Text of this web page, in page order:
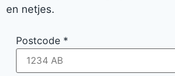
en netjes.
Postcode *